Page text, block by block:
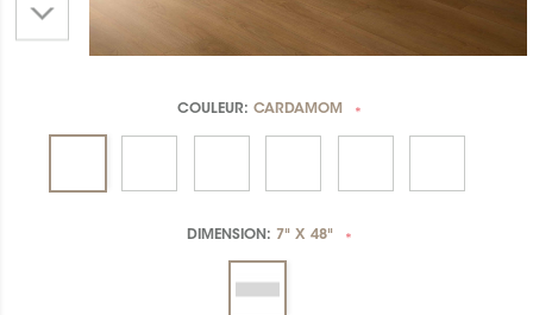
COULEUR: CARDAMOM *
DIMENSION: 7" X 48" *